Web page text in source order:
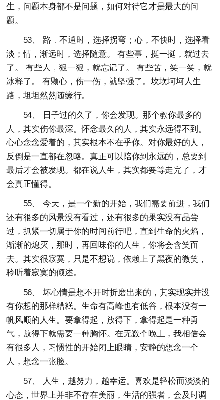
生，问题本身都不是问题，如何对待它才是最大的问
题。
53、 路，不通时，选择拐弯；心，不快时，选择看
淡；情，渐远时，选择随意。 有些事，挺一挺，就过去
了。 有些人，狠一狠，就忘记了。 有些苦，笑一笑，就
冰释了。 有颗心，伤一伤，就坚强了。坎坎坷坷人生
路，坦坦然然随缘行。
54、 日子过的久了，你会发现。那个教你最多的
人，其实伤你最深。怀念最久的人，其实永远得不到。
心心念念爱着的，其实根本不在乎你。对你最好的人，
反倒是一直都在忽略。真正可以陪你到永远的，总要到
最后才会被发现。都在说人生，其实都要等走完了，才
会真正懂得。
55、 今天，是一个新的开始，我们需要前进，我们
还有很多的风景没有看过，还有很多的果实没有品尝
过，抓紧一切属于你的时间前行吧，直到生命的火焰，
渐渐的熄灭，那时，再回味你的人生，你将会含笑而
去。其实很寂寞，只是不想说，依赖上了黑夜的微笑，
聆听着寂寞的倾述。
56、 坏心情是想不开时折磨出来的，其实现实并没
有你想的那样糟糕。生命有高峰也有低谷，根本没有一
帆风顺的人生。要拿得起，放得下，拿得起是一种勇
气，放得下就需要一种胸怀。在无数个晚上，我相信会
有很多人，习惯性的开始闭上眼睛，安静的想念一个
人，想念一张脸。
57、 人生，越努力，越幸运。喜欢是轻松而淡淡的
心态，世界上并非不存在美丽，生活的强者，会及时调